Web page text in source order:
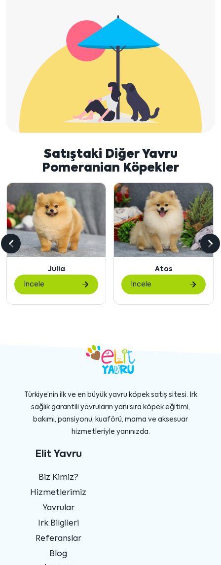
Satıştaki Diğer Yavru
Pomeranian Köpekler
Atos
İncele
Waffles
İncele
Önceki
göster
Türkiye’nin ilk ve en büyük yavru köpek satış sitesi. Irk
sağlık garantili yavruların yanı sıra köpek eğitimi,
bakımı, pansiyonu, kuaförü, mama ve aksesuar
hizmetleriyle yanınızda.
Elit Yavru
Biz Kimiz?
Hizmetlerimiz
Yavrular
Irk Bilgileri
Referanslar
Blog